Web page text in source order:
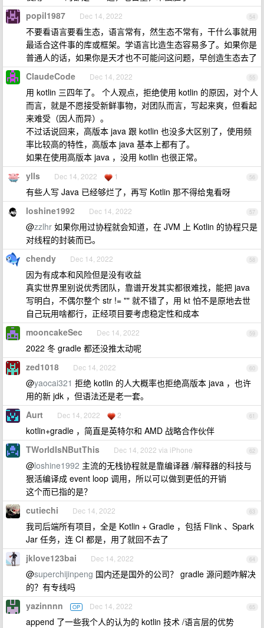
54
popil1987 Dec 14, 2022
不要看语言要看生态，语言常有，然生态不常有，干什么事就用
最适合这件事的库或框架。学语言比造生态容易多了。如果你是
普通人的话，如果你是天才也不可能问这问题，早创造生态去了
55
ClaudeCode Dec 14, 2022
用 kotlin 三四年了。 个人观点，拒绝使用 kotlin 的原因，对个人
而言，就是不愿接受新鲜事物，对团队而言，写起来爽，但看起
来难受（因人而异）。
不过话说回来，高版本 java 跟 kotlin 也没多大区别了，使用频
率比较高的特性，高版本 java 基本上都有了。
如果在使用高版本 java ，没用 kotlin 也很正常。
56
ylls Dec 14, 2022 1
有些人写 Java 已经够烂了，再写 Kotlin 那不得给鬼看呀
57
loshine1992 Dec 14, 2022
@zzlhr 如果你用过协程就会知道，在 JVM 上 Kotlin 的协程只是
对线程的封装而已。
58
chendy Dec 14, 2022
因为有成本和风险但是没有收益
真实世界里别说优秀团队，靠谱开发其实都很难找，能把 java
写明白，不偶尔整个 str != "" 就不错了，用 kt 怕不是原地去世
自己玩用啥都行，正经项目要考虑稳定性和成本
59
mooncakeSec Dec 14, 2022
2022 冬 gradle 都还没推太动呢
60
zed1018 Dec 14, 2022
@yaocai321 拒绝 kotlin 的人大概率也拒绝高版本 java ，也许
用的新 jdk ，但语法还是老一套。
61
Aurt Dec 14, 2022 2
kotlin+gradle ，简直是英特尔和 AMD 战略合作伙伴
62
TWorldIsNButThis Dec 14, 2022 via iPhone
@loshine1992 主流的无栈协程就是靠编译器 /解释器的科技与
狠活编译成 event loop 调用，所以可以做到更低的开销
这个而已指的是？
63
cutiechi Dec 14, 2022
我司后端所有项目，全是 Kotlin + Gradle ，包括 Flink 、Spark
Jar 任务，连 CI 都是，用了就回不去了
64
jklove123bai Dec 14, 2022
@superchijinpeng 国内还是国外的公司？ gradle 源问题咋解决
的？有专线吗
65
yazinnnn OP Dec 14, 2022
append 了一些我个人的认为的 kotlin 技术 /语言层的优势